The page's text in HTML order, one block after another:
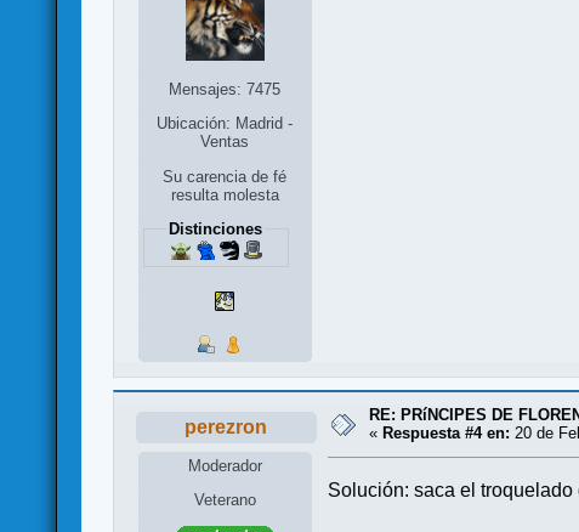
Mensajes: 7475
Ubicación: Madrid -
Ventas
Su carencia de fé
resulta molesta
Distinciones
perezron
Moderador
Veterano
RE: PRíNCIPES DE
« Respuesta #4 en: 20 de
Solución: saca el